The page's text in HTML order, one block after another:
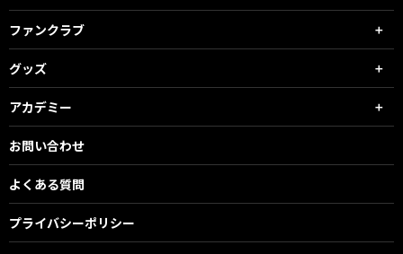
ファンクラブ
グッズ
アカデミー
お問い合わせ
よくある質問
プライバシーポリシー